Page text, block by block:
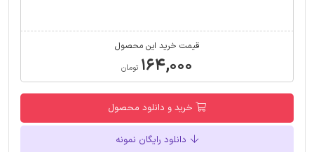
قیمت خرید این محصول
۱۶۴,۰۰۰ تومان
خرید و دانلود محصول
دانلود رایگان نمونه